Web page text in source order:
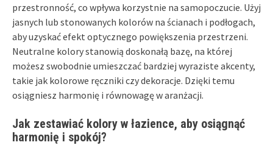
przestronność, co wpływa korzystnie na samopoczucie. Użyj
jasnych lub stonowanych kolorów na ścianach i podłogach,
aby uzyskać efekt optycznego powiększenia przestrzeni.
Neutralne kolory stanowią doskonałą bazę, na której
możesz swobodnie umieszczać bardziej wyraziste akcenty,
takie jak kolorowe ręczniki czy dekoracje. Dzięki temu
osiągniesz harmonię i równowagę w aranżacji.
Jak zestawiać kolory w łazience, aby osiągnąć
harmonię i spokój?